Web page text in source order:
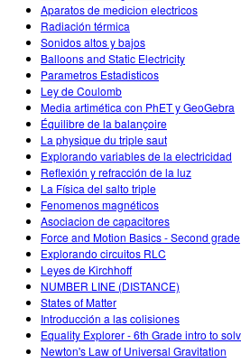
Aparatos de medicion electricos
Radiación térmica
Sonidos altos y bajos
Balloons and Static Electricity
Parametros Estadisticos
Ley de Coulomb
Media artimética con PhET y GeoGebra
Équilibre de la balançoire
La physique du triple saut
Explorando variables de la electricidad
Reflexión y refracción de la luz
La Física del salto triple
Fenomenos magnéticos
Asociacion de capacitores
Force and Motion Basics - Second grade
Explorando circuitos RLC
Leyes de Kirchhoff
NUMBER LINE (DISTANCE)
States of Matter
Introducción a las colisiones
Equality Explorer - 6th Grade intro to
Newton's Law of Universal Gravitation